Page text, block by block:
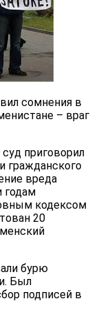
сомнения в
– враг
приговорил
гражданского
вреда
годам
кодексом
20
бурю
Был
подписей в